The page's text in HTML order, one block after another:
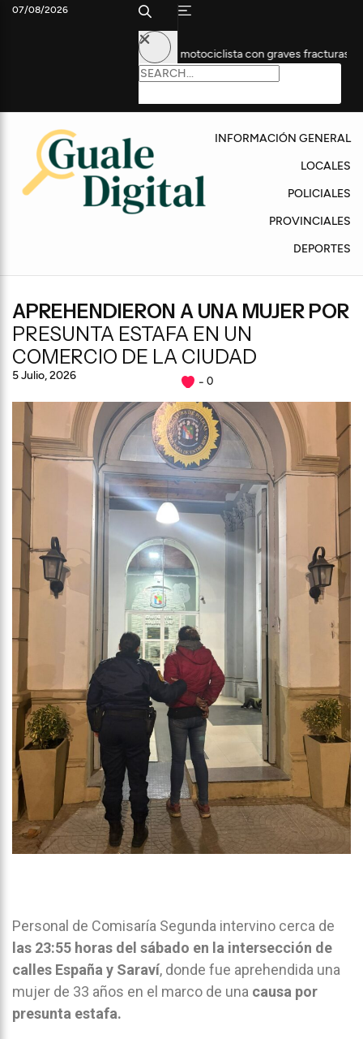
Artigas dejó a un motociclista con graves fracturas
07/08/2026
INFORMACIÓN GENERAL
LOCALES
POLICIALES
PROVINCIALES
DEPORTES
APREHENDIERON A UNA MUJER POR
PRESUNTA ESTAFA EN UN
COMERCIO DE LA CIUDAD
5 Julio, 2026 0
Personal de Comisaría Segunda intervino cerca de
las 23:55 horas del sábado en la intersección de
calles España y Saraví, donde fue aprehendida una
mujer de 33 años en el marco de una causa por
presunta estafa.